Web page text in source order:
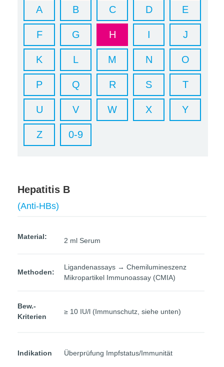
A B C D E
F G H I J
K L M N O
P Q R S T
U V W X Y
Z 0-9
Hepatitis B
(Anti-HBs)
Material: 2 ml Serum
Methoden:
Ligandenassays → Chemilumineszenz
Mikropartikel Immunoassay (CMIA)
Bew.-
Kriterien
≥ 10 IU/l (Immunschutz, siehe unten)
Indikation Überprüfung Impfstatus/Immunität